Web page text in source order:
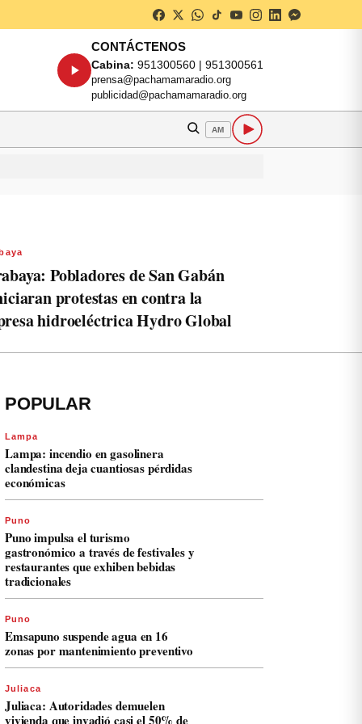
CONTÁCTENOS
Cabina: 951300560 | 951300561
prensa@pachamamaradio.org
publicidad@pachamamaradio.org
AM
Pobladores de San Gabán
protestas en contra la
hidroeléctrica Hydro Global
POPULAR
Lampa
Lampa: incendio en gasolinera
clandestina deja cuantiosas pérdidas
económicas
Puno
Puno impulsa el turismo
gastronómico a través de festivales y
restaurantes que exhiben bebidas
tradicionales
Puno
Emsapuno suspende agua en 16
zonas por mantenimiento preventivo
Juliaca
Juliaca: Autoridades demuelen
vivienda que invadió casi el 50% de